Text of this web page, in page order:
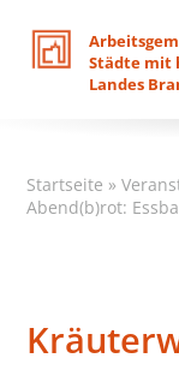
Städte mit
Landes
Startseite »
Abend(b)rot: